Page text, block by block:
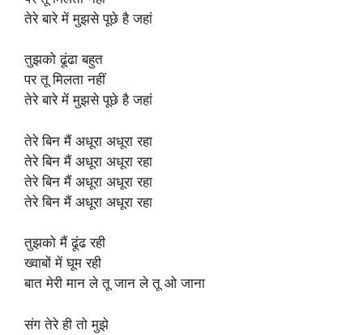
तेरे बारे में मुझसे पूछे है जहां
तुझको ढूंढा बहुत
पर तू मिलता नहीं
तेरे बारे में मुझसे पूछे है जहां
तेरे बिन मैं अधूरा अधूरा रहा
तेरे बिन मैं अधूरा अधूरा रहा
तेरे बिन मैं अधूरा अधूरा रहा
तेरे बिन मैं अधूरा अधूरा रहा
तुझको मैं ढूंढ रही
ख्वाबों में घूम रही
बात मेरी मान ले तू जान ले तू ओ जाना
संग तेरे ही तो मुझे